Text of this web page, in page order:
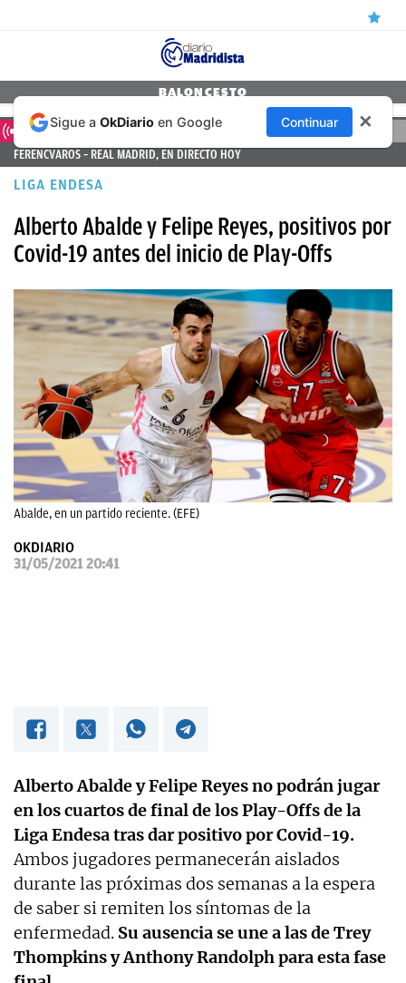
NOTICIAS
REAL
MADRID
BALONCESTO
CANTERA
FICHAJES
DIRECTO
FEMENINO
PAPARAZZI
OKDIARIO
BALONCESTO
DIRECTO
FERENCVAROS – REAL MADRID, EN DIRECTO HOY
LIGA ENDESA
Alberto Abalde y Felipe Reyes, positivos por
Covid-19 antes del inicio de Play-Offs
Abalde, en un partido reciente. (EFE)
OKDIARIO
31/05/2021 20:41
Alberto Abalde y Felipe Reyes no podrán jugar
en los cuartos de final de los Play-Offs de la
Liga Endesa tras dar positivo por Covid-19.
Ambos jugadores permanecerán aislados
durante las próximas dos semanas a la espera
de saber si remiten los síntomas de la
enfermedad. Su ausencia se une a las de Trey
Thompkins y Anthony Randolph para esta fase
Sigue a OkDiario en Google Continuar ✕